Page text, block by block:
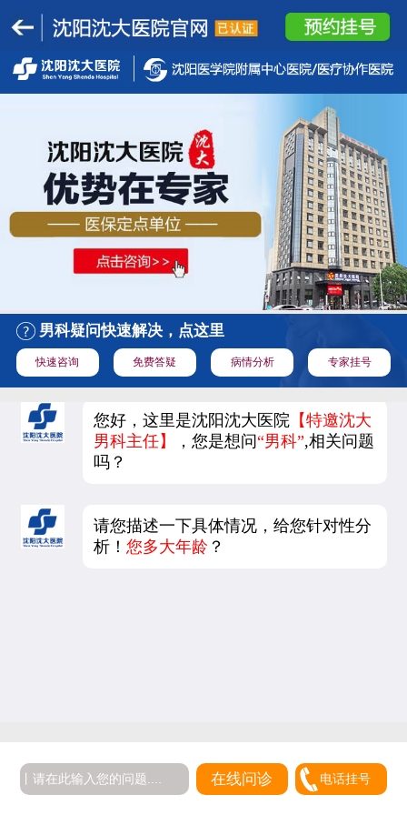
男科疑问快速解决，点这里
快速咨询 免费答疑 病情分析 专家挂号
您好，这里是沈阳沈大医院 【特邀沈大
男科主任】
，您是想问“男科”,相关问题
吗？
请您描述一下具体情况，给您针对性分
析！您多大年龄 ？
在线问诊 电话挂号